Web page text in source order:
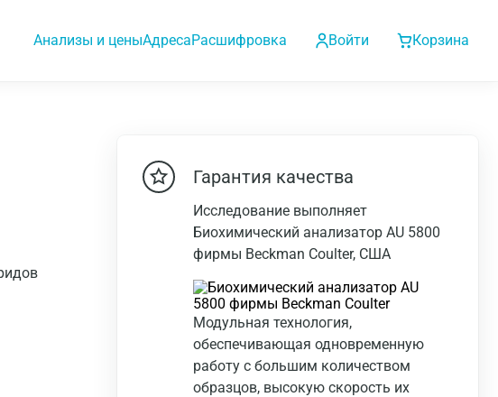
Анализы и ценыАдресаРасшифровка Войти Корзина
Гарантия качества
Исследование выполняет
Биохимический анализатор AU 5800
фирмы Beckman Coulter, США
Модульная технология,
обеспечивающая одновременную
работу с большим количеством
образцов, высокую скорость их